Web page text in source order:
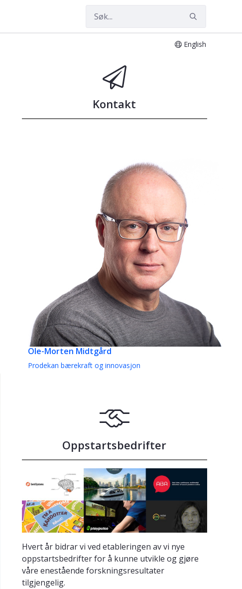
English
Kontakt
Ole-Morten Midtgård
Prodekan bærekraft og innovasjon
Oppstartsbedrifter
Hvert år bidrar vi ved etableringen av vi nye
oppstartsbedrifter for å kunne utvikle og gjøre
våre enestående forskningsresultater
tilgjengelig.